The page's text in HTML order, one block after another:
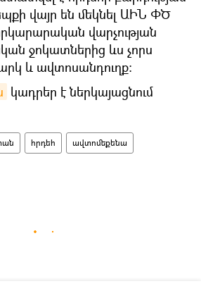
վայր են մեկնել ԱԻՆ ՓԾ
վարչության
ջոկատներից ևս չորս
և ավտոսանդուղք։
կադրեր է ներկայացնում
հրդեհ ավտոմեքենա